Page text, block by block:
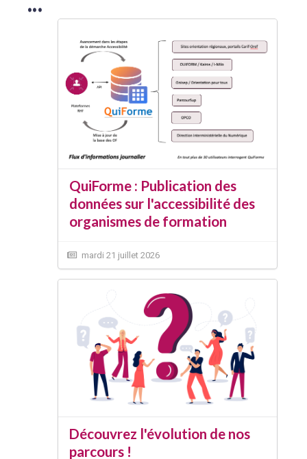
QuiForme : Publication des
données sur l'accessibilité des
organismes de formation
mardi 21 juillet 2026
Découvrez l'évolution de nos
parcours !